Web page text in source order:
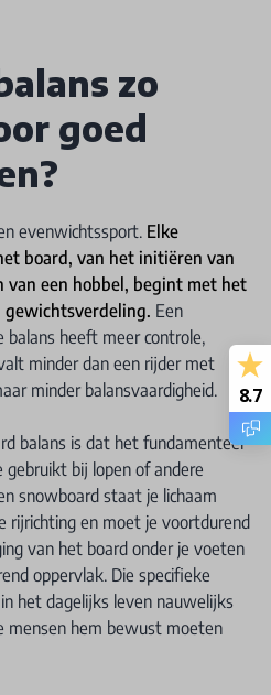
zo
goed
evenwichtssport. Elke
board, van het initiëren van
van een hobbel, begint met het
gewichtsverdeling. Een
heeft meer controle,
minder dan een rijder met
minder balansvaardigheid.
balans is dat het fundamenteel
gebruikt bij lopen of andere
snowboard staat je lichaam
rijrichting en moet je voortdurend
van het board onder je voeten
oppervlak. Die specifieke
het dagelijks leven nauwelijks
hem bewust moeten
8.7